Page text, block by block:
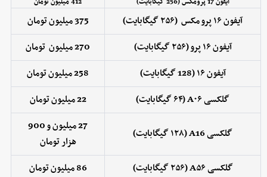
آیفون ۱۶ پرو مکس (۲۵۶ گیگابایت)
375 میلیون تومان
آیفون ۱۶ پرو (۲۵۶ گیگابایت)
270 میلیون تومان
آیفون ۱۶ (128 گیگابایت)
258 میلیون تومان
گلکسی A۰۶ (۶۴ گیگابایت)
22 میلیون تومان
گلکسی A16 (۱۲۸ گیگابایت)
27 میلیون و 900
هزارتومان
گلکسی A۵۶ (۲۵۶ گیگابایت)
86 میلیون تومان